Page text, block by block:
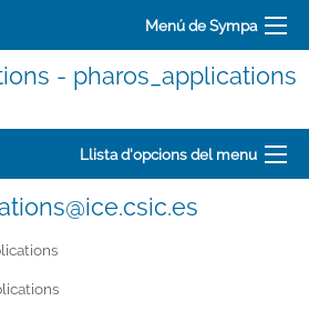
Menú de Sympa
- pharos_applications
Llista d'opcions del menu